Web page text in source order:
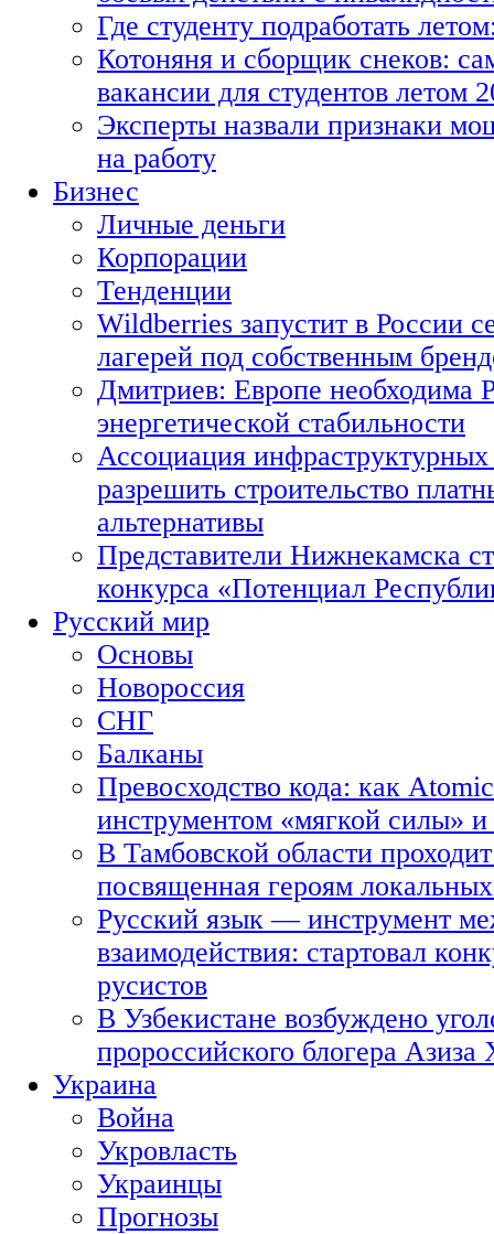
Где студенту подработать
Котоняня и сборщик снеков:
вакансии для студентов летом
Эксперты назвали признаки
на работу
Бизнес
Личные деньги
Корпорации
Тенденции
Wildberries запустит в России
лагерей под собственным
Дмитриев: Европе необходима
энергетической стабильности
Ассоциация
разрешить строительство
альтернативы
Представители Нижнекамска
конкурса «Потенциал
Русский мир
Основы
Новороссия
СНГ
Балканы
Превосходство кода: как
инструментом «мягкой силы» и
В Тамбовской области
посвященная героям
Русский язык — инструмент
взаимодействия: стартовал
русистов
В Узбекистане возбуждено
пророссийского блогера Азиза
Украина
Война
Укровласть
Украинцы
Прогнозы